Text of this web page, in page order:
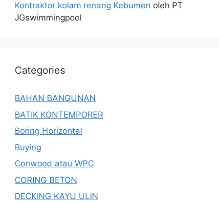
Kontraktor kolam renang Kebumen oleh PT
JGswimmingpool
Categories
BAHAN BANGUNAN
BATIK KONTEMPORER
Boring Horizontal
Buying
Conwood atau WPC
CORING BETON
DECKING KAYU ULIN